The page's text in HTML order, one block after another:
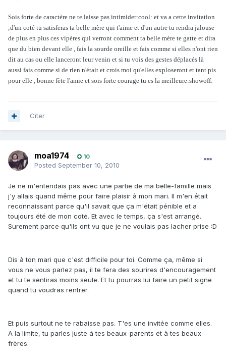
Sois forte de caractère ne te laisse pas intimider:cool: et va a cette invitation
;d'un coté tu satisferas ta belle mère qui t'aime et d'un autre tu rendra jalouse
de plus en plus ces vipères qui verront comment ta belle mère te gatte et dira
que du bien devant elle , fais la sourde oreille et fais comme si elles n'ont rien
dit au cas ou elle lanceront leur venin et si tu vois des gestes déplacés là
aussi fais comme si de rien n'était et crois moi qu'elles exploseront et tant pis
pour elle , bonne fète l'amie et sois forte courage tu es la meilleure:showoff:
Citer
moa1974 10
Posted September 10, 2010
Je ne m'entendais pas avec une partie de ma belle-famille mais
j'y allais quand même pour faire plaisir à mon mari. Il m'en était
reconnaissant parce qu'il savait que ça m'était pénible et a
toujours été de mon coté. Et avec le temps, ça s'est arrangé.
Surement parce qu'ils ont vu que je ne voulais pas lacher prise :D
Dis à ton mari que c'est difficile pour toi. Comme ça, même si
vous ne vous parlez pas, il te fera des sourires d'encouragement
et tu te sentiras moins seule. Et tu pourras lui faire un petit signe
quand tu voudras rentrer.
Et puis surtout ne te rabaisse pas. T'es une invitée comme elles.
A la limite, tu parles juste à tes beaux-parents et à tes beaux-
frères.